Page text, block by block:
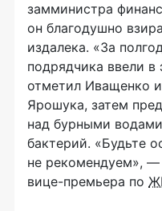
замминистра
он благодушно
издалека. «За
подрядчика ввели
отметил Иващенко
Ярошука, затем
над бурными
бактерий. «Будьте
не рекомендуем»,
вице-премьера по